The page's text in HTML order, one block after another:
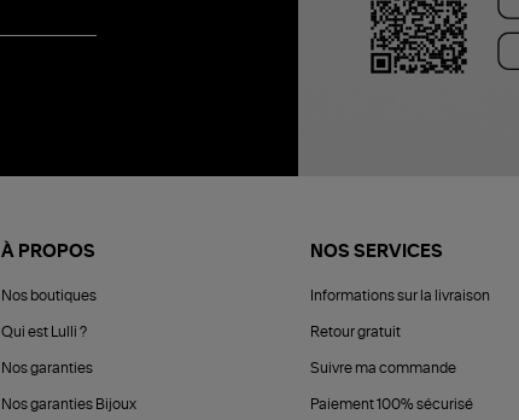
À PROPOS
Nos boutiques
Qui est Lulli ?
Nos garanties
Nos garanties Bijoux
NOS SERVICES
Informations sur la livraison
Retour gratuit
Suivre ma commande
Paiement 100% sécurisé